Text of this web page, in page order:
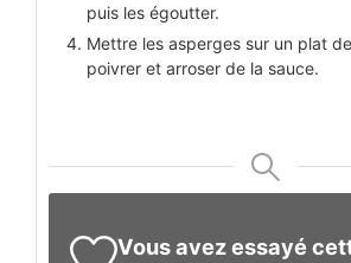
puis les égoutter.
Mettre les asperges sur un plat
poivrer et arroser de la sauce.
Vous avez essayé